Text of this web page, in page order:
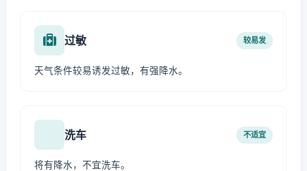
过敏 较易发
天气条件较易诱发过敏，有强降水。
洗车 不适宜
将有降水，不宜洗车。